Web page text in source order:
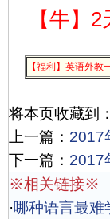
【牛】
【福利】英语外
将本页收藏到：
上一篇： 2017
下一篇： 2017
※相关链接※
·哪种语言最难